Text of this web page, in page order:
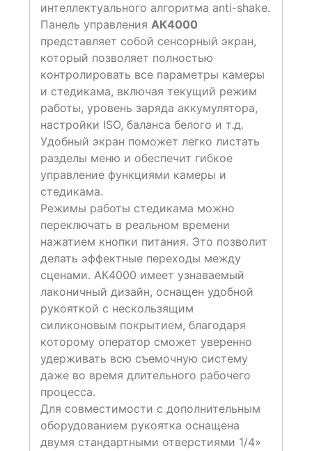
интеллектуального алгоритма anti-shake.
Панель управления АК4000
представляет собой сенсорный экран,
который позволяет полностью
контролировать все параметры камеры
и стедикама, включая текущий режим
работы, уровень заряда аккумулятора,
настройки ISO, баланса белого и т.д.
Удобный экран поможет легко листать
разделы меню и обеспечит гибкое
управление функциями камеры и
стедикама.
Режимы работы стедикама можно
переключать в реальном времени
нажатием кнопки питания. Это позволит
делать эффектные переходы между
сценами. АК4000 имеет узнаваемый
лаконичный дизайн, оснащен удобной
рукояткой с нескользящим
силиконовым покрытием, благодаря
которому оператор сможет уверенно
удерживать всю съемочную систему
даже во время длительного рабочего
процесса.
Для совместимости с дополнительным
оборудованием рукоятка оснащена
двумя стандартными отверстиями 1/4»